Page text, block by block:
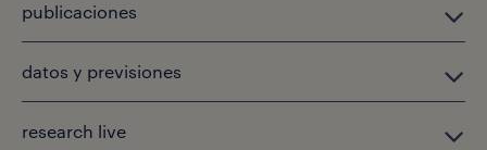
publicaciones
datos y previsiones
research live